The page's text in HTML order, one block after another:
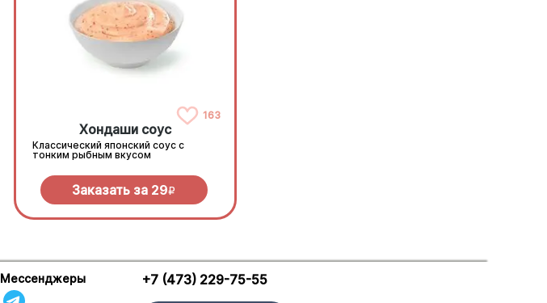
163
Хондаши соус
Классический японский соус с
тонким рыбным вкусом
Заказать за 29R
Мессенджеры +7 (473) 229-75-55